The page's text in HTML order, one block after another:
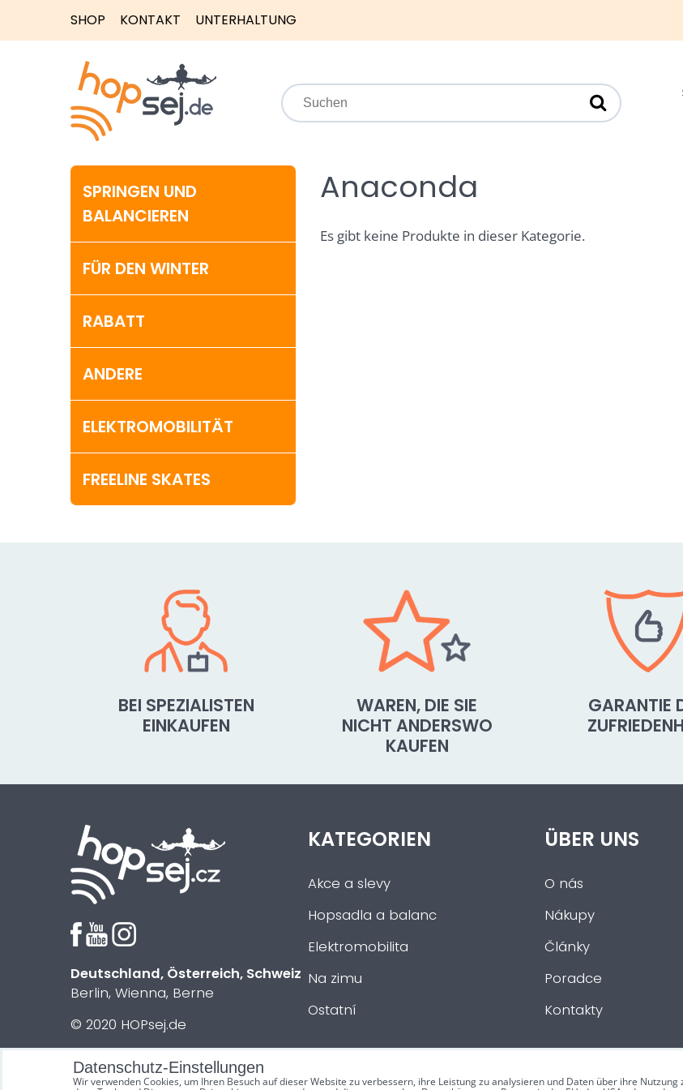
SHOP KONTAKT UNTERHALTUNG
SPRINGEN UND
BALANCIEREN
FÜR DEN WINTER
RABATT
ANDERE
ELEKTROMOBILITÄT
FREELINE SKATES
Anaconda
Es gibt keine Produkte in dieser Kategorie.
BEI SPEZIALISTEN
EINKAUFEN
WAREN, DIE SIE
NICHT ANDERSWO
KAUFEN
GARANTIE
Deutschland, Österreich, Schweiz
Berlin, Wienna, Berne
© 2020 HOPsej.de
KATEGORIEN
Akce a slevy
Hopsadla a balanc
Elektromobilita
Na zimu
Ostatní
ÜBER UNS
O nás
Nákupy
Články
Poradce
Kontakty
Datenschutz-Einstellungen
Wir verwenden Cookies, um Ihren Besuch auf dieser Website zu verbessern, ihre Leistung zu analysieren und Daten über ihre Nutzung